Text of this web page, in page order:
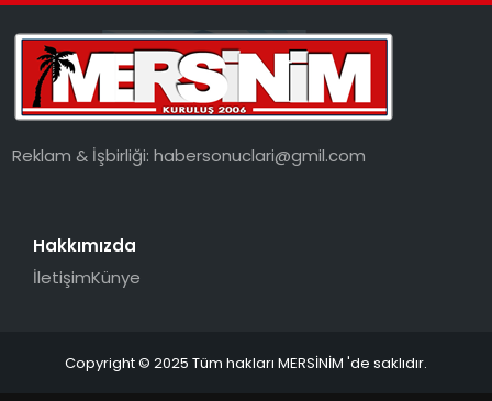
Reklam & İşbirliği:habersonuclari@gmil.com
Hakkımızda
İletişimKünye
Copyright © 2025 Tüm hakları MERSİNİM 'de saklıdır.